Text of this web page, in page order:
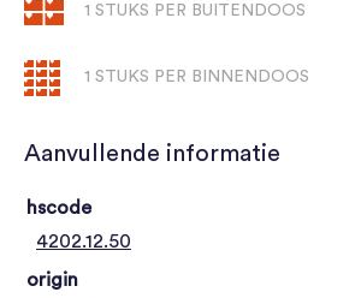
1 STUKS PER BUITENDOOS
1 STUKS PER BINNENDOOS
Aanvullende informatie
hscode
4202.12.50
origin